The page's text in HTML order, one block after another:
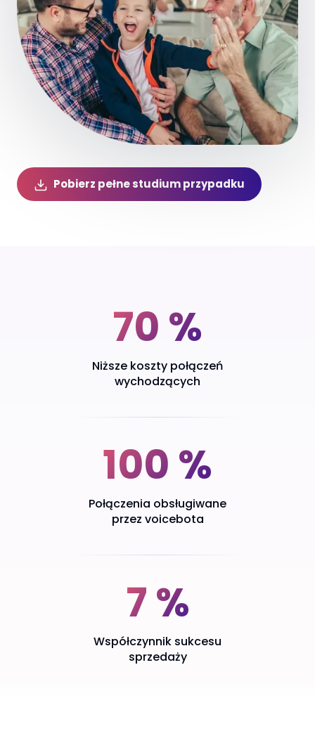
Pobierz pełne studium przypadku
70 %
Niższe koszty połączeń
wychodzących
100 %
Połączenia obsługiwane
przez voicebota
7 %
Współczynnik sukcesu
sprzedaży